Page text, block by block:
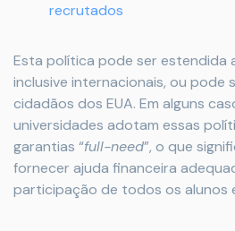
recrutados
Esta política pode ser estendida
inclusive internacionais, ou pode
cidadãos dos EUA. Em alguns
universidades adotam essas
garantias “full-need”, o que
fornecer ajuda financeira
participação de todos os alunos